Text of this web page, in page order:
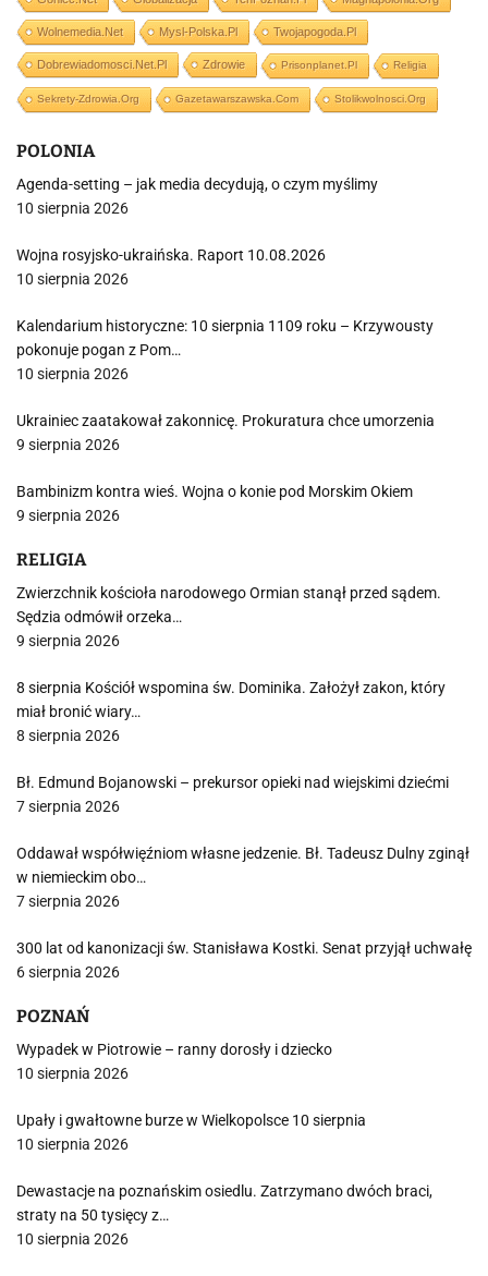
Wolnemedia.net Mysl-Polska.pl Twojapogoda.pl
Dobrewiadomosci.net.pl Zdrowie Prisonplanet.pl Religia
Sekrety-Zdrowia.org Gazetawarszawska.com Stolikwolnosci.org
POLONIA
Agenda-setting – jak media decydują, o czym myślimy
10 sierpnia 2026
Wojna rosyjsko-ukraińska. Raport 10.08.2026
10 sierpnia 2026
Kalendarium historyczne: 10 sierpnia 1109 roku – Krzywousty
pokonuje pogan z Pom…
10 sierpnia 2026
Ukrainiec zaatakował zakonnicę. Prokuratura chce umorzenia
9 sierpnia 2026
Bambinizm kontra wieś. Wojna o konie pod Morskim Okiem
9 sierpnia 2026
RELIGIA
Zwierzchnik kościoła narodowego Ormian stanął przed sądem.
Sędzia odmówił orzeka…
9 sierpnia 2026
8 sierpnia Kościół wspomina św. Dominika. Założył zakon, który
miał bronić wiary…
8 sierpnia 2026
Bł. Edmund Bojanowski – prekursor opieki nad wiejskimi dziećmi
7 sierpnia 2026
Oddawał współwięźniom własne jedzenie. Bł. Tadeusz Dulny zginął
w niemieckim obo…
7 sierpnia 2026
300 lat od kanonizacji św. Stanisława Kostki. Senat przyjął uchwałę
6 sierpnia 2026
POZNAŃ
Wypadek w Piotrowie – ranny dorosły i dziecko
10 sierpnia 2026
Upały i gwałtowne burze w Wielkopolsce 10 sierpnia
10 sierpnia 2026
Dewastacje na poznańskim osiedlu. Zatrzymano dwóch braci,
straty na 50 tysięcy z…
10 sierpnia 2026